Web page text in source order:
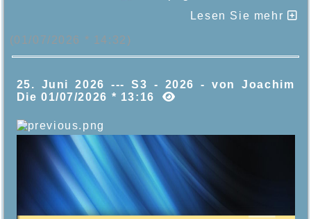
Lesen Sie mehr
(01/07/2026 * 14:32)
25. Juni 2026 --- S3 - 2026 - von Joachim
Die 01/07/2026 * 13:16